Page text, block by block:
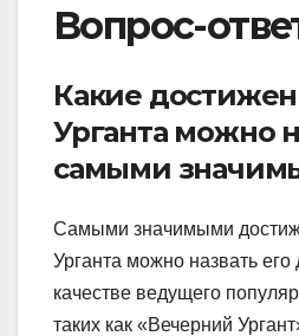
Вопрос-
Какие
Урганта можно
самыми
Самыми значимыми
Урганта можно назвать его
качестве ведущего
таких как «Вечерний